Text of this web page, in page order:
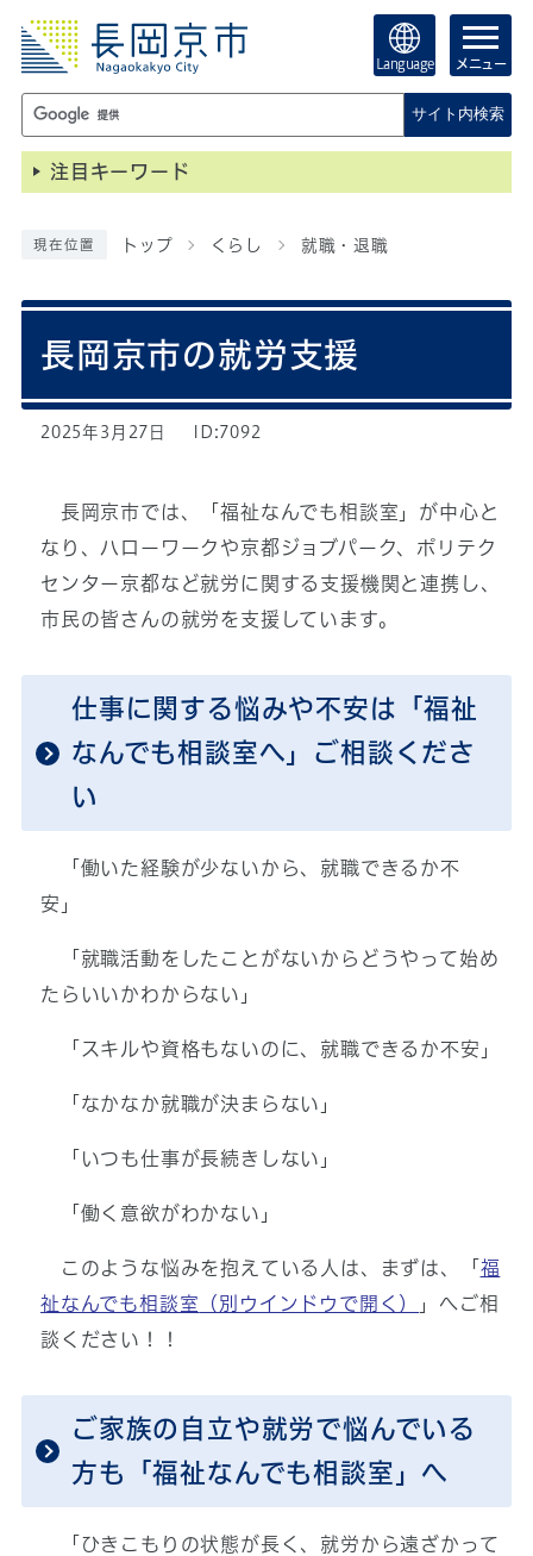
Language メニュー
サイト内検索
注目キーワード
現在位置 トップ くらし 就職・退職
長岡京市の就労支援
2025年3月27日 ID:7092
長岡京市では、「福祉なんでも相談室」が中心と
なり、ハローワークや京都ジョブパーク、ポリテク
センター京都など就労に関する支援機関と連携し、
市民の皆さんの就労を支援しています。
仕事に関する悩みや不安は「福祉
なんでも相談室へ」ご相談くださ
い
「働いた経験が少ないから、就職できるか不
安」
「就職活動をしたことがないからどうやって始め
たらいいかわからない」
「スキルや資格もないのに、就職できるか不安」
「なかなか就職が決まらない」
「いつも仕事が長続きしない」
「働く意欲がわかない」
このような悩みを抱えている人は、まずは、「 福
祉なんでも相談室 （別ウインドウで開く）
」へご相
談ください！！
ご家族の自立や就労で悩んでいる
方も「福祉なんでも相談室」へ
「ひきこもりの状態が長く、就労から遠ざかって